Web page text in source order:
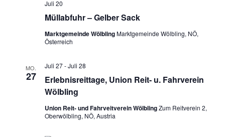
Müllabfuhr – Gelber Sack
Juli 20
Marktgemeinde WölblingMarktgemeinde Wölbling, NÖ,
Österreich
MO.
27
Erlebnisreittage, Union Reit- u. Fahrverein
Wölbling
Juli 27-Juli 28
Union Reit- und Fahrveitverein WölblingZum Reitverein 2,
Oberwölbling, NÖ, Austria